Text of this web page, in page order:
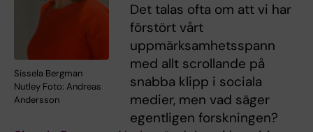
Sissela Bergman
Nutley Foto: Andreas
Andersson
Det talas ofta om att vi har
förstört vårt
uppmärksamhetsspann
med allt scrollande på
snabba klipp i sociala
medier, men vad säger
egentligen forskningen?